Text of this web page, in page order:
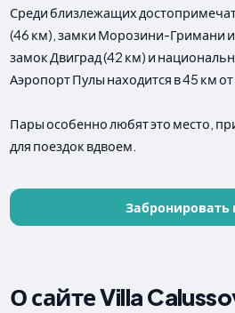
Среди близлежащих
(46 км), замки Морозини-Гримани и
замок Двиград (42 км) и
Аэропорт Пулы находится в 45 км от
Пары особенно любят это место,
для поездок вдвоем.
Забронировать
О сайте Villa